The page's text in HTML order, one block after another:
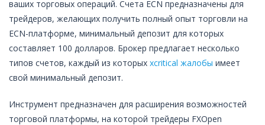
ваших торговых операций. Счета ECN предназначены для
трейдеров, желающих получить полный опыт торговли на
ECN-платформе, минимальный депозит для которых
составляет 100 долларов. Брокер предлагает несколько
типов счетов, каждый из которых xcritical жалобы имеет
свой минимальный депозит.
Инструмент предназначен для расширения возможностей
торговой платформы, на которой трейдеры FXOpen